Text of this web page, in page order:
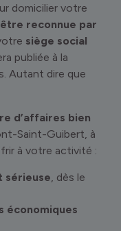
domicilier votre
reconnue par
siège social
publiée à la
Autant dire que
d’affaires bien
Saint-Guibert, à
à votre activité :
sérieuse , dès le
économiques